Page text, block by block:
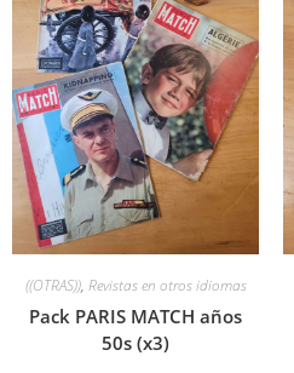
((OTRAS)), Revistas en otros idiomas
Pack PARIS MATCH años
50s (x3)